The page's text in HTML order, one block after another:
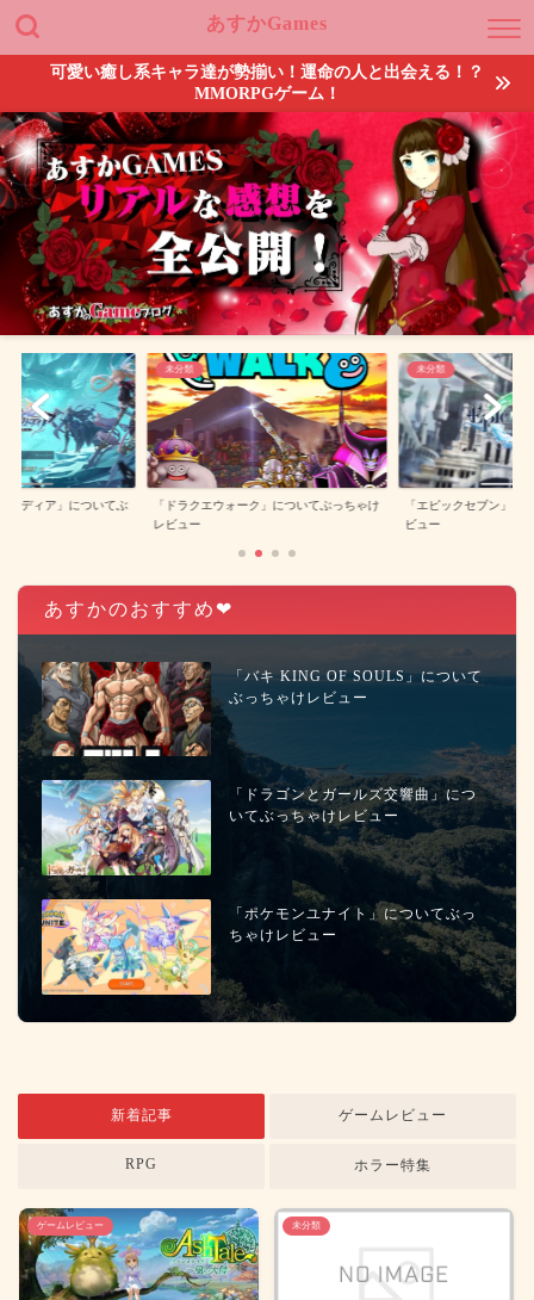
あすかGames
可愛い癒し系キャラ達が勢揃い！運命の人と出会える！？
MMORPGゲーム！
カディア」についてぶ
未分類
「ドラクエウォーク」についてぶっちゃけ
レビュー
未分類
「エピックセブン」に
ビュー
あすかのおすすめ❤︎
「バキ KING OF SOULS」について
ぶっちゃけレビュー
「ドラゴンとガールズ交響曲」につ
いてぶっちゃけレビュー
「ポケモンユナイト」についてぶっ
ちゃけレビュー
新着記事 ゲームレビュー
RPG ホラー特集
ゲームレビュー 未分類